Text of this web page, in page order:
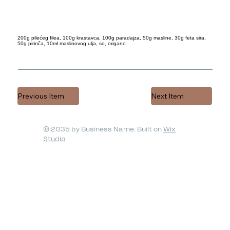
200g pilećeg filea, 100g krastavca, 100g paradajza, 50g masline, 30g feta sira,
50g pirinča, 10ml maslinovog ulja, so, origano
Previous Item Next Item
© 2035 by Business Name. Built on Wix
Studio